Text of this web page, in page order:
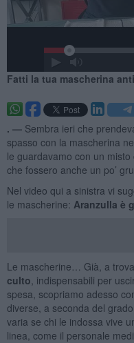
Fatti la tua mascherina
. — Sembra ieri che
spasso con la mascherina
le guardavamo con un
che fossero anche un po’
Nel video qui a sinistra vi
le mascherine: Aranzulla è
Le mascherine… Già, a
culto , indispensabili per
spesa, scopriamo adesso
diverse, a seconda del
varia se chi le indossa vive
linea, come il personale